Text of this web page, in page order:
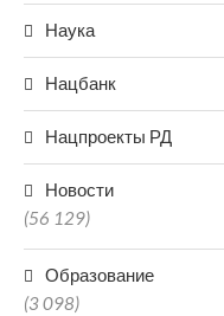
Наука
Нацбанк
Нацпроекты РД
Новости
(56 129)
Образование
(3 098)